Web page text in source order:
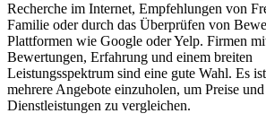
Recherche im Internet, Empfehlungen von
Familie oder durch das Überprüfen von
Plattformen wie Google oder Yelp. Firmen
Bewertungen, Erfahrung und einem breiten
Leistungsspektrum sind eine gute Wahl. Es
mehrere Angebote einzuholen, um Preise und
Dienstleistungen zu vergleichen.